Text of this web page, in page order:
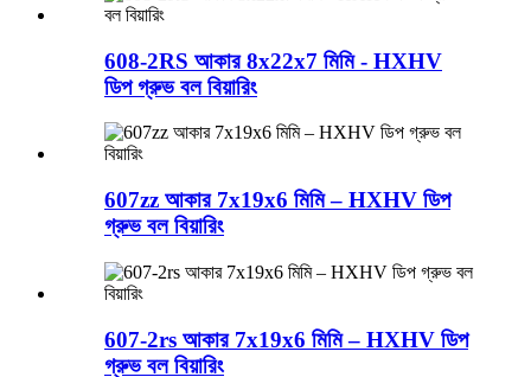
608-2RS আকার 8x22x7 মিমি - HXHV
ডিপ গ্রুভ বল বিয়ারিং
607zz আকার 7x19x6 মিমি – HXHV ডিপ
গ্রুভ বল বিয়ারিং
607-2rs আকার 7x19x6 মিমি – HXHV ডিপ
গ্রুভ বল বিয়ারিং